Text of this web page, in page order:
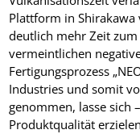
Plattform in
deutlich mehr Zeit zum
vermeintlichen
Fertigungsprozess
Industries und somit
genommen, lasse sich
Produktqualität